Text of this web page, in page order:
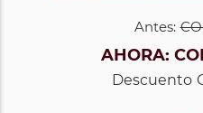
Antes:
AHORA:
Descuento